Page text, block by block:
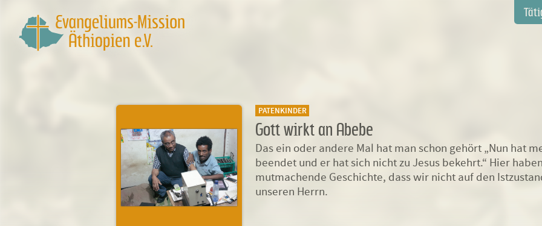
PATENKINDER
Gott wirkt an Abebe
Das ein oder andere Mal hat man schon gehört „Nun hat
beendet und er hat sich nicht zu Jesus bekehrt.“ Hier
mutmachende Geschichte, dass wir nicht auf den
unseren Herrn.